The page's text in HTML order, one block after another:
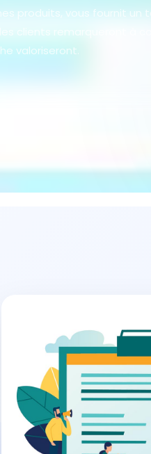
produits, vous fournit un
clients remarqueront à
valoriseront.